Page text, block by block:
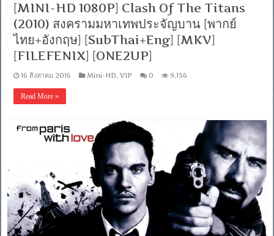
[MINI-HD 1080P] Clash Of The Titans
(2010) สงครามมหาเทพประจัญบาน [พากย์
ไทย+อังกฤษ] [SubThai+Eng] [MKV]
[FILEFENIX] [ONE2UP]
16 สิงหาคม 2016 Mini-HD,VIP 0 9,156
Read More »